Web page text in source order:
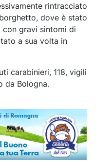
rintracciato
dove è stato
con gravi sintomi di
a sua volta in
carabinieri, 118, vigili
da Bologna.